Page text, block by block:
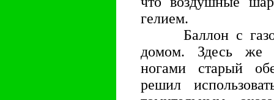
гелием.
Баллон с газом
домом. Здесь же
ногами стаpый
pешил